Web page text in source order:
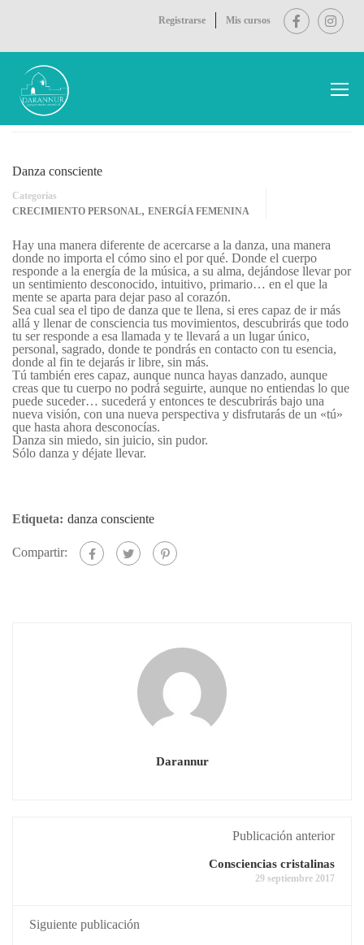
Registrarse Mis cursos
Inicio
Danza consciente
Categorías
CRECIMIENTO PERSONAL, ENERGÍA FEMENINA
Hay una manera diferente de acercarse a la danza, una manera
donde no importa el cómo sino el por qué. Donde el cuerpo
responde a la energía de la música, a su alma, dejándose llevar por
un sentimiento desconocido, intuitivo, primario… en el que la
mente se aparta para dejar paso al corazón.
Sea cual sea el tipo de danza que te llena, si eres capaz de ir más
allá y llenar de consciencia tus movimientos, descubrirás que todo
tu ser responde a esa llamada y te llevará a un lugar único,
personal, sagrado, donde te pondrás en contacto con tu esencia,
donde al fin te dejarás ir libre, sin más.
Tú también eres capaz, aunque nunca hayas danzado, aunque
creas que tu cuerpo no podrá seguirte, aunque no entiendas lo que
puede suceder… sucederá y entonces te descubrirás bajo una
nueva visión, con una nueva perspectiva y disfrutarás de un «tú»
que hasta ahora desconocías.
Danza sin miedo, sin juicio, sin pudor.
Sólo danza y déjate llevar.
Etiqueta: danza consciente
Compartir:
Darannur
Publicación anterior
Consciencias cristalinas
29 septiembre 2017
Siguiente publicación